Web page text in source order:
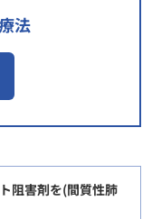
法
阻害剤を(間質性肺